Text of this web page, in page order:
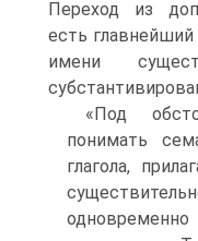
Переход из
есть главнейший
имени
«Под
понимать
глагола,